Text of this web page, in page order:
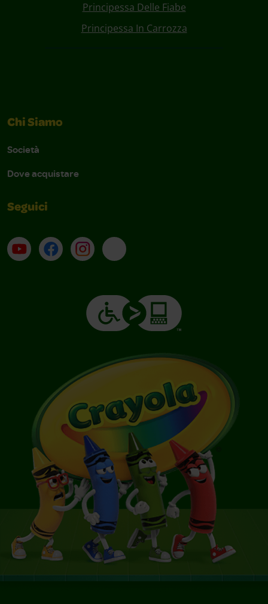
Principessa Delle Fiabe
Principessa In Carrozza
Chi Siamo
Società
Dove acquistare
Seguici
Su YouTube
ContattiProfilo Instagram
Email